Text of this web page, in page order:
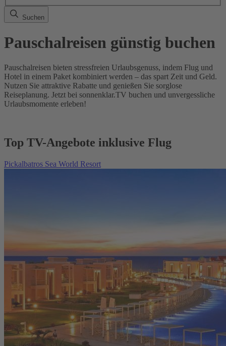
Suchen
Pauschalreisen günstig buchen
Pauschalreisen bieten stressfreien Urlaubsgenuss, indem Flug und
Hotel in einem Paket kombiniert werden – das spart Zeit und Geld.
Nutzen Sie attraktive Rabatte und genießen Sie sorglose
Reiseplanung. Jetzt bei sonnenklar.TV buchen und unvergessliche
Urlaubsmomente erleben!
Top TV-Angebote inklusive Flug
Pickalbatros Sea World Resort